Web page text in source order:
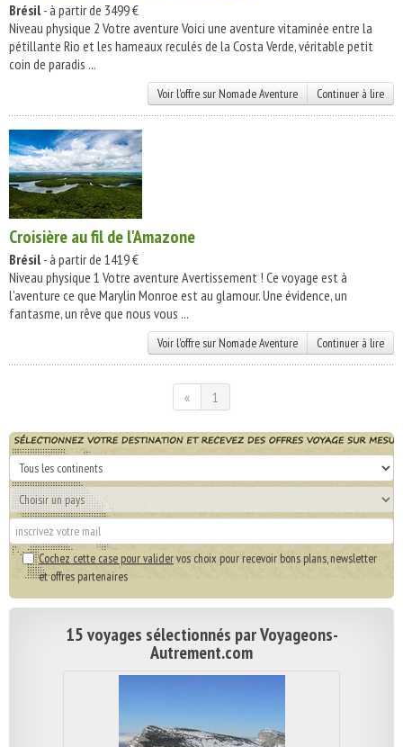
Brésil- à partir de 3499 €
Niveau physique 2 Votre aventure Voici une aventure vitaminée entre la
pétillante Rio et les hameaux reculés de la Costa Verde, véritable petit
coin de paradis ...
Voir l'offre sur Nomade Aventure Continuer à lire
Croisière au fil de l'Amazone
Brésil- à partir de 1419 €
Niveau physique 1 Votre aventure Avertissement ! Ce voyage est à
l'aventure ce que Marylin Monroe est au glamour. Une évidence, un
fantasme, un rêve que nous vous ...
Voir l'offre sur Nomade Aventure Continuer à lire
« 1
Cochez cette case pour validervos choix pour recevoir bons plans, newsletter
et offres partenaires
15 voyages sélectionnés par Voyageons-
Autrement.com